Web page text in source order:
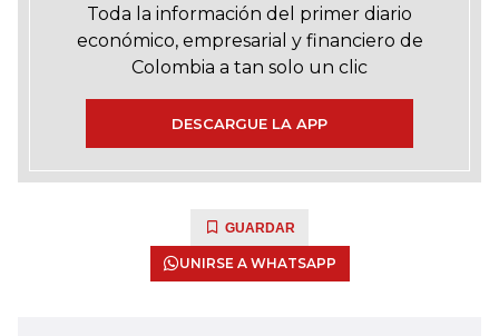
Toda la información del primer diario
económico, empresarial y financiero de
Colombia a tan solo un clic
DESCARGUE LA APP
GUARDAR
UNIRSE A WHATSAPP